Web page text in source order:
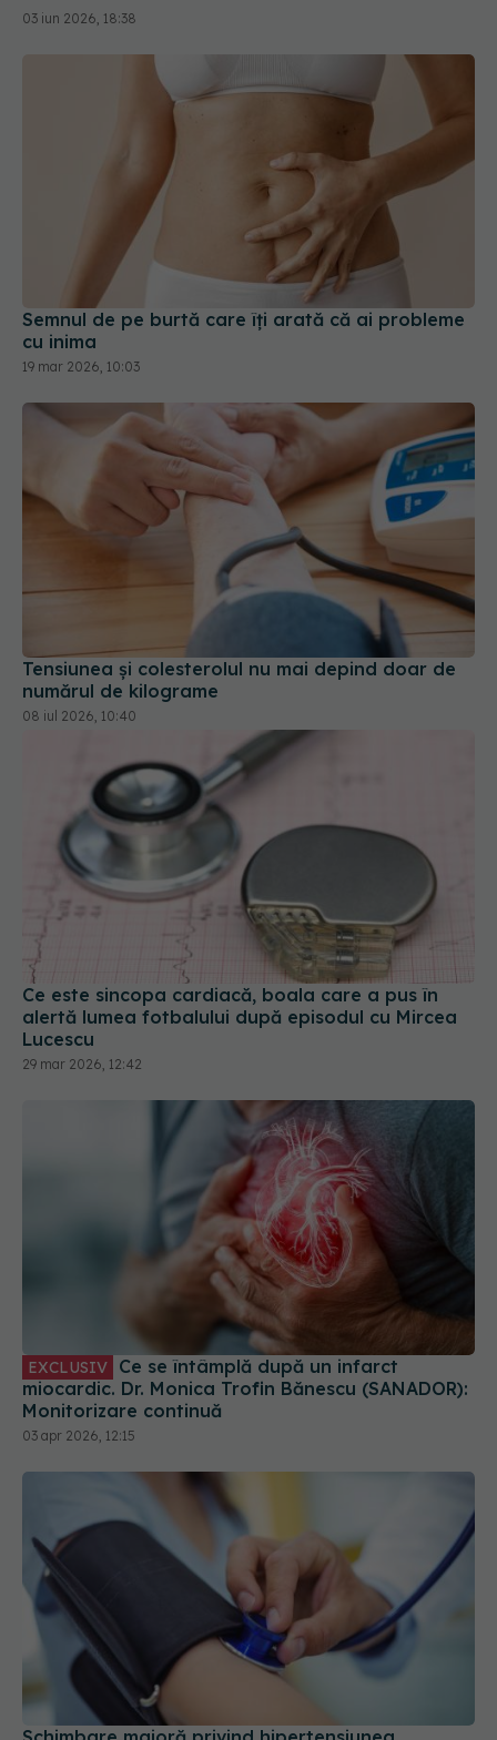
Semnul de pe burtă care îți arată că ai probleme
19 mar 2026, 10:03
Tensiunea și colesterolul nu mai depind doar de
numărul de kilograme
Ce este sincopa cardiacă, boala care a pus în
alertă lumea fotbalului după episodul cu Mircea
Lucescu
29 mar 2026, 12:42
miocardic. Dr. Monica Trofin Bănescu (SANADOR):
Monitorizare continuă
Schimbare majoră privind hipertensiunea
arterială
08 mar 2026, 16:42